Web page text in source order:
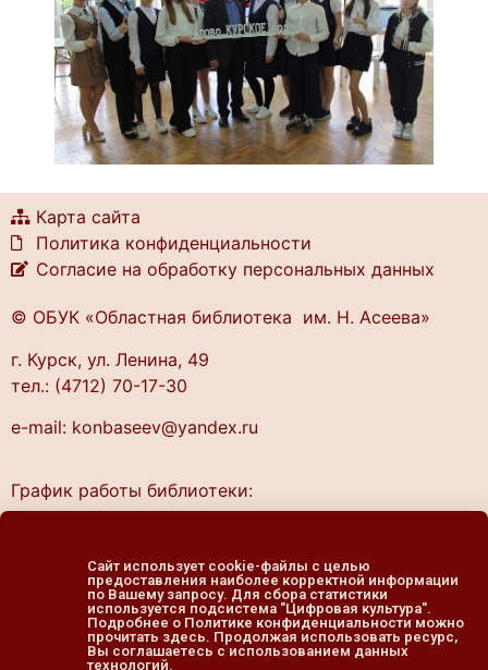
Карта сайта
Политика конфиденциальности
Согласие на обработку персональных данных
© ОБУК «Областная библиотека им. Н. Асеева»
г. Курск, ул. Ленина, 49
тел.: (4712) 70-17-30
e-mail: konbaseev@yandex.ru
График работы библиотеки:
10.00 — 20.00
пятница — выходной
cуббота, воскресенье
11.00 — 19.00
Сайт использует cookie-файлы с целью
предоставления наиболее корректной информации
по Вашему запросу. Для сбора статистики
используется подсистема "Цифровая культура".
Подробнее о Политике конфиденциальности можно
прочитать здесь. Продолжая использовать ресурс,
Вы соглашаетесь с использованием данных
технологий.